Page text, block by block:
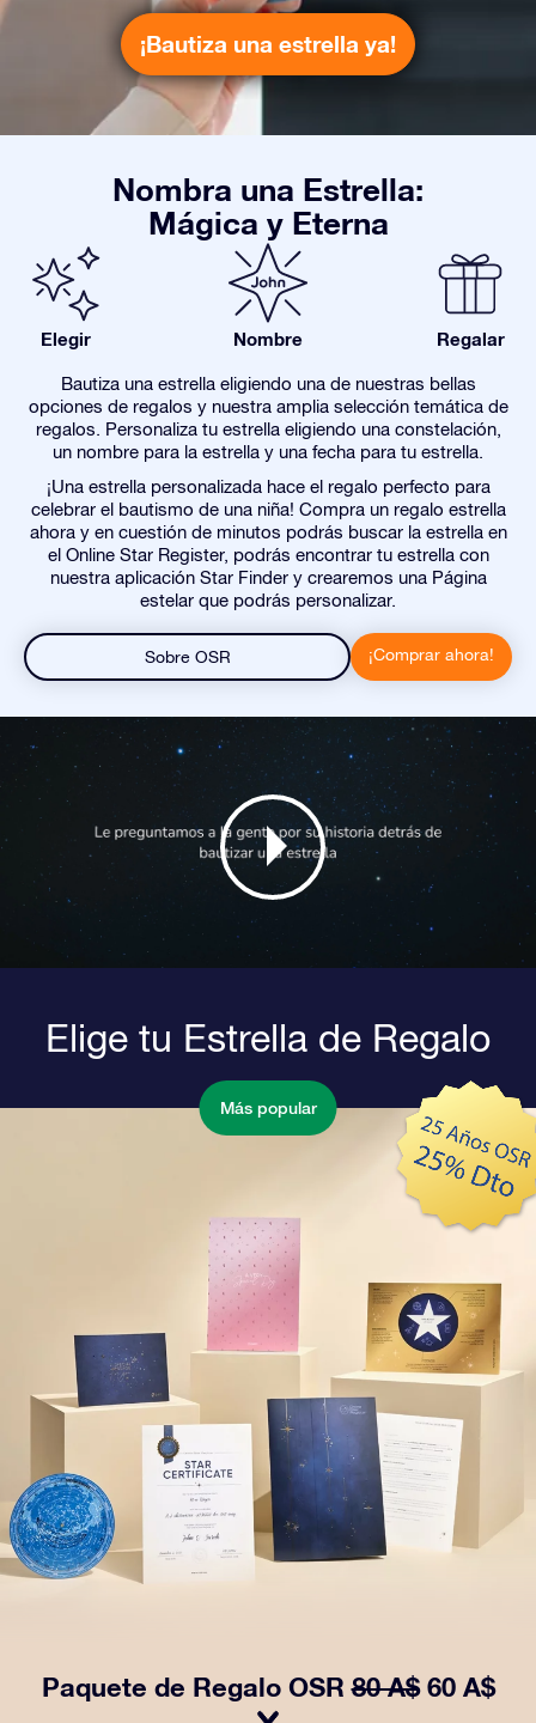
¡Bautiza una estrella ya!
Nombra una Estrella:
Mágica y Eterna
Elegir Nombre Regalar
Bautiza una estrella eligiendo una de nuestras bellas
opciones de regalos y nuestra amplia selección temática de
regalos. Personaliza tu estrella eligiendo una constelación,
un nombre para la estrella y una fecha para tu estrella.
¡Una estrella personalizada hace el regalo perfecto para
celebrar el bautismo de una niña! Compra un regalo estrella
ahora y en cuestión de minutos podrás buscar la estrella en
el Online Star Register, podrás encontrar tu estrella con
nuestra aplicación Star Finder y crearemos una Página
estelar que podrás personalizar.
Sobre OSR ¡Comprar ahora!
Elige tu Estrella de Regalo
Más popular
Paquete de Regalo OSR80 A$ 60 A$